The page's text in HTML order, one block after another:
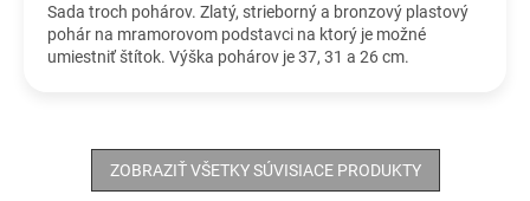
Sada troch pohárov. Zlatý, strieborný a bronzový plastový
pohár na mramorovom podstavci na ktorý je možné
umiestniť štítok. Výška pohárov je 37, 31 a 26 cm.
ZOBRAZIŤ VŠETKY SÚVISIACE PRODUKTY